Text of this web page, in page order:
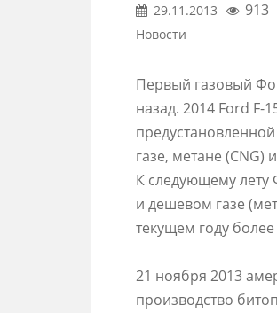
29.11.2013 913
Новости
Первый газовый
назад. 2014 Ford F-
газе, метане
К следующему лету
и дешевом газе
текущем году
21 ноября 2013
производство